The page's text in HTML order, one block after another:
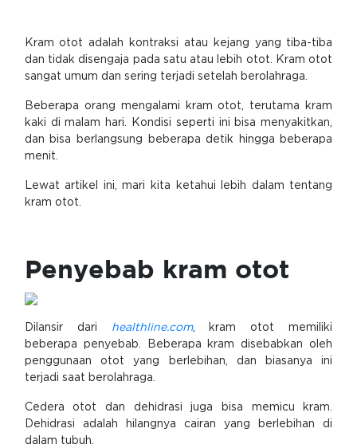
Kram otot adalah kontraksi atau kejang yang tiba-tiba
dan tidak disengaja pada satu atau lebih otot. Kram otot
sangat umum dan sering terjadi setelah berolahraga.
Beberapa orang mengalami kram otot, terutama kram
kaki di malam hari. Kondisi seperti ini bisa menyakitkan,
dan bisa berlangsung beberapa detik hingga beberapa
menit.
Lewat artikel ini, mari kita ketahui lebih dalam tentang
kram otot.
Penyebab kram otot
Dilansir dari healthline.com, kram otot memiliki
beberapa penyebab. Beberapa kram disebabkan oleh
penggunaan otot yang berlebihan, dan biasanya ini
terjadi saat berolahraga.
Cedera otot dan dehidrasi juga bisa memicu kram.
Dehidrasi adalah hilangnya cairan yang berlebihan di
dalam tubuh.